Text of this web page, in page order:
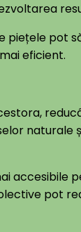
pot
eficient.
naturale
accesibile
pot